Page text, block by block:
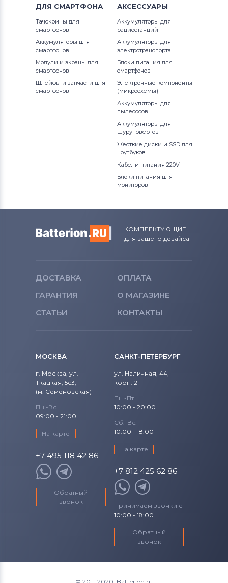
ДЛЯ СМАРТФОНА
Тачскрины для
смартфонов
Аккумуляторы для
смартфонов
Модули и экраны для
смартфонов
Шлейфы и запчасти для
смартфонов
АКСЕССУАРЫ
Аккумуляторы для
радиостанций
Аккумуляторы для
электротранспорта
Блоки питания для
смартфонов
Электронные компоненты
(микросхемы)
Аккумуляторы для
пылесосов
Аккумуляторы для
шуруповертов
Жесткие диски и SSD для
ноутбуков
Кабели питания 220V
Блоки питания для
мониторов
КОМПЛЕКТУЮЩИЕ
для вашего девайса
ДОСТАВКА
ОПЛАТА
ГАРАНТИЯ
О МАГАЗИНЕ
СТАТЬИ
КОНТАКТЫ
МОСКВА
г. Москва, ул.
Ткацкая, 5с3,
(м. Семеновская)
Пн.-Вс.
09:00 - 21:00
На карте
+7 495 118 42 86
Обратный
звонок
САНКТ-ПЕТЕРБУРГ
ул. Наличная, 44,
корп. 2
Пн.-Пт.
10:00 - 20:00
Сб.-Вс.
10:00 - 18:00
На карте
+7 812 425 62 86
Принимаем звонки с
10:00 - 18:00
Обратный
звонок